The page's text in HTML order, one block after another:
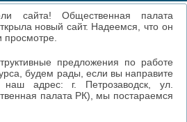
сайта! Общественная палата
новый сайт. Надеемся, что он
просмотре.
предложения по работе
будем рады, если вы направите
адрес: г. Петрозаводск, ул.
палата РК), мы постараемся